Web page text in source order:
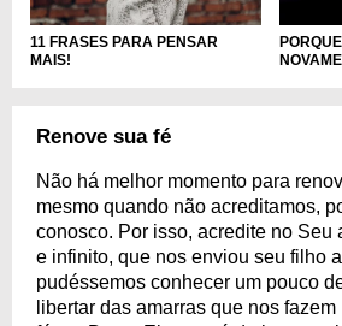
11 FRASES PARA PENSAR
MAIS!
Renove sua fé
Não há melhor momento para
mesmo quando não acreditamos,
conosco. Por isso, acredite no Seu
e infinito, que nos enviou seu filho
pudéssemos conhecer um pouco
libertar das amarras que nos